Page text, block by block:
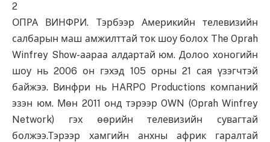
2
ОПРА ВИНФРИ. Тэрбээр Америкийн телевизийн
салбарын маш амжилттай ток шоу болох The Oprah
Winfrey Show-аараа алдартай юм. Долоо хоногийн
шоу нь 2006 он гэхэд 105 орны 21 сая үзэгчтэй
байжээ. Винфри нь HARPO Productions компаний
эзэн юм. Мөн 2011 онд тэрээр OWN (Oprah Winfrey
Network) гэх өөрийн телевизийн сувагтай
болжээ.Тэрээр хамгийн анхны африк гаралтай